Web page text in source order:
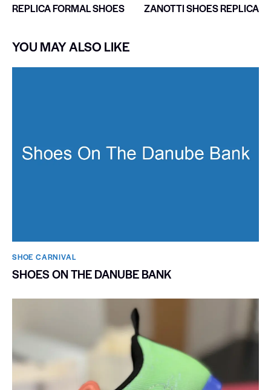
REPLICA FORMAL SHOES ZANOTTI SHOES REPLICA
YOU MAY ALSO LIKE
SHOE CARNIVAL​
SHOES ON THE DANUBE BANK